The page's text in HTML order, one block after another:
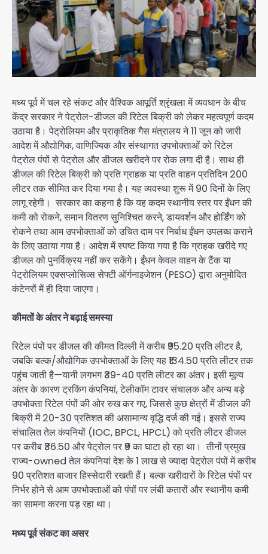
मध्य पूर्व में चल रहे संकट और वैश्विक आपूर्ति श्रृंखला में व्यवधान के बीच
केंद्र सरकार ने पेट्रोल-डीजल की रिटेल बिक्री को लेकर महत्वपूर्ण कदम
उठाया है। पेट्रोलियम और प्राकृतिक गैस मंत्रालय ने 11 जून को जारी
आदेश में औद्योगिक, वाणिज्यिक और संस्थागत उपभोक्ताओं को रिटेल
पेट्रोल पंपों से पेट्रोल और डीजल खरीदने पर रोक लगा दी है। साथ ही
डीजल की रिटेल बिक्री को प्रति ग्राहक या प्रति वाहन प्रतिदिन 200
लीटर तक सीमित कर दिया गया है। यह व्यवस्था शुरू में 90 दिनों के लिए
लागू रहेगी। सरकार का कहना है कि यह कदम स्थानीय स्तर पर ईंधन की
कमी को रोकने, समान वितरण सुनिश्चित करने, डायवर्शन और होर्डिंग को
रोकने तथा आम उपभोक्ताओं को उचित दाम पर निर्बाध ईंधन उपलब्ध कराने
के लिए उठाया गया है। आदेश में स्पष्ट किया गया है कि ग्राहक खरीदे गए
डीजल को पुनर्विक्रय नहीं कर सकेंगे। ईंधन केवल वाहन के टैंक या
पेट्रोलियम एक्सप्लोसिव्स सेफ्टी ऑर्गनाइजेशन (PESO) द्वारा अनुमोदित
कंटेनरों में ही दिया जाएगा।
कीमतों के अंतर ने बढ़ाई समस्या
रिटेल पंपों पर डीजल की कीमत दिल्ली में करीब ₹95.20 प्रति लीटर है,
जबकि बल्क/औद्योगिक उपभोक्ताओं के लिए यह ₹134.50 प्रति लीटर तक
पहुंच जाती है—यानी लगभग ₹39-40 प्रति लीटर का अंतर। इसी मूल्य
अंतर के कारण ट्रकिंग कंपनियां, टेलीकॉम टावर संचालक और अन्य बड़े
उपभोक्ता रिटेल पंपों की ओर रुख कर गए, जिससे कुछ क्षेत्रों में डीजल की
बिक्री में 20-30 प्रतिशत की असामान्य वृद्धि दर्ज की गई। इससे राज्य
संचालित तेल कंपनियों (IOC, BPCL, HPCL) को प्रति लीटर डीजल
पर करीब ₹36.50 और पेट्रोल पर ₹9 का घाटा हो रहा था। तीनों प्रमुख
राज्य-owned तेल कंपनियां देश के 1 लाख से ज्यादा पेट्रोल पंपों में करीब
90 प्रतिशत बाजार हिस्सेदारी रखती हैं। बल्क खरीदारों के रिटेल पंपों पर
निर्भर होने से आम उपभोक्ताओं को पंपों पर लंबी कतारों और स्थानीय कमी
का सामना करना पड़ रहा था।
मध्य पूर्व संकट का असर